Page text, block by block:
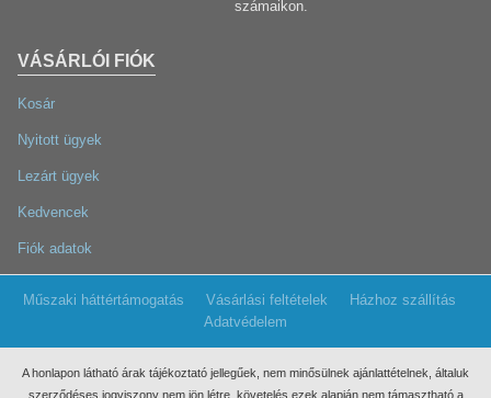
VÁSÁRLÓI FIÓK
Kosár
Nyitott ügyek
Lezárt ügyek
Kedvencek
Fiók adatok
számaikon.
Műszaki háttértámogatás Vásárlási feltételek
Házhoz szállítás
Adatvédelem
A honlapon látható árak tájékoztató jellegűek, nem minősülnek ajánlattételnek, általuk
szerződéses jogviszony nem jön létre, követelés ezek alapján nem támasztható a